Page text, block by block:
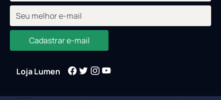
Cadastrar e-mail
Loja Lumen